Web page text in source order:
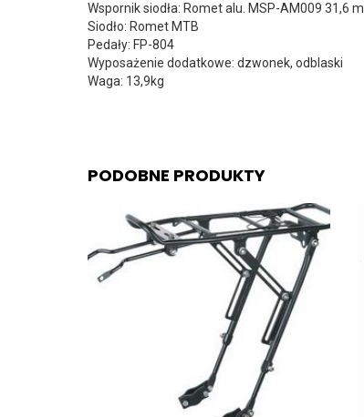
Wspornik siodła: Romet alu. MSP-AM009 31,6
Siodło: Romet MTB
Pedały: FP-804
Wyposażenie dodatkowe: dzwonek, odblaski
Waga: 13,9kg
PODOBNE PRODUKTY